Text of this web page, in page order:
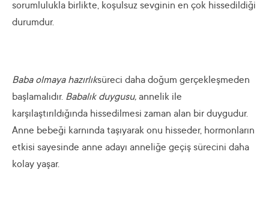
sorumlulukla birlikte, koşulsuz sevginin en çok hissedildiği
durumdur.
Baba olmaya hazırlıksüreci daha doğum gerçekleşmeden
başlamalıdır. Babalık duygusu, annelik ile
karşılaştırıldığında hissedilmesi zaman alan bir duygudur.
Anne bebeği karnında taşıyarak onu hisseder, hormonların
etkisi sayesinde anne adayı anneliğe geçiş sürecini daha
kolay yaşar.